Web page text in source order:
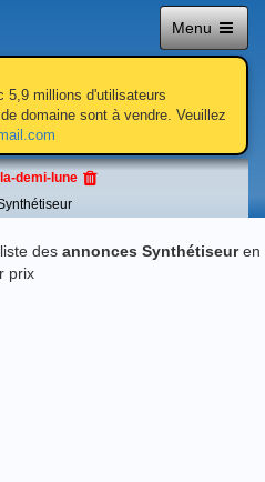
Menu
5,9 millions d'utilisateurs
domaine sont à vendre. Veuillez
demi-lune
demi-lune
des annonces Synthétiseuren
prix